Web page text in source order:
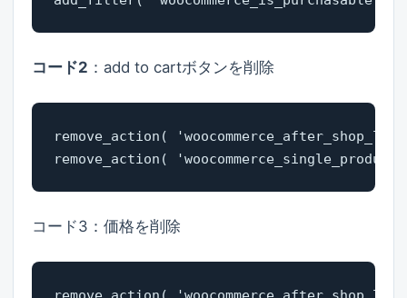
コード2 ：add to cartボタンを削除
remove_action(
remove_action(
コード3：価格を削除
remove_action(